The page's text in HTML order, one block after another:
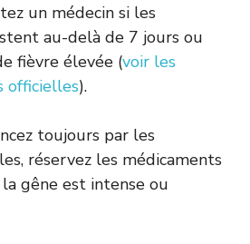
un médecin si les
au-delà de 7 jours ou
fièvre élevée (voir les
officielles).
toujours par les
réservez les médicaments
gêne est intense ou